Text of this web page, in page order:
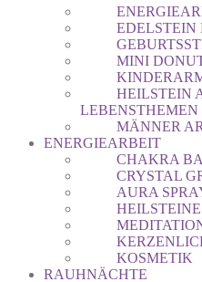
EDELSTEIN
MINI
HEILSTEIN
LEBENSTHEMEN
MÄNNER
ENERGIEARBEIT
CHAKRA
CRYSTAL
AURA
KOSMETIK
RAUHNÄCHTE